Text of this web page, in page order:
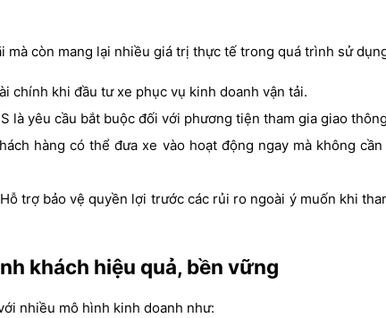
còn mang lại nhiều giá trị thực tế trong quá trình sử
chính khi đầu tư xe phục vụ kinh doanh vận tải.
là yêu cầu bắt buộc đối với phương tiện tham gia giao
hàng có thể đưa xe vào hoạt động ngay mà không
Hỗ trợ bảo vệ quyền lợi trước các rủi ro ngoài ý muốn khi
khách hiệu quả, bền vững
nhiều mô hình kinh doanh như: